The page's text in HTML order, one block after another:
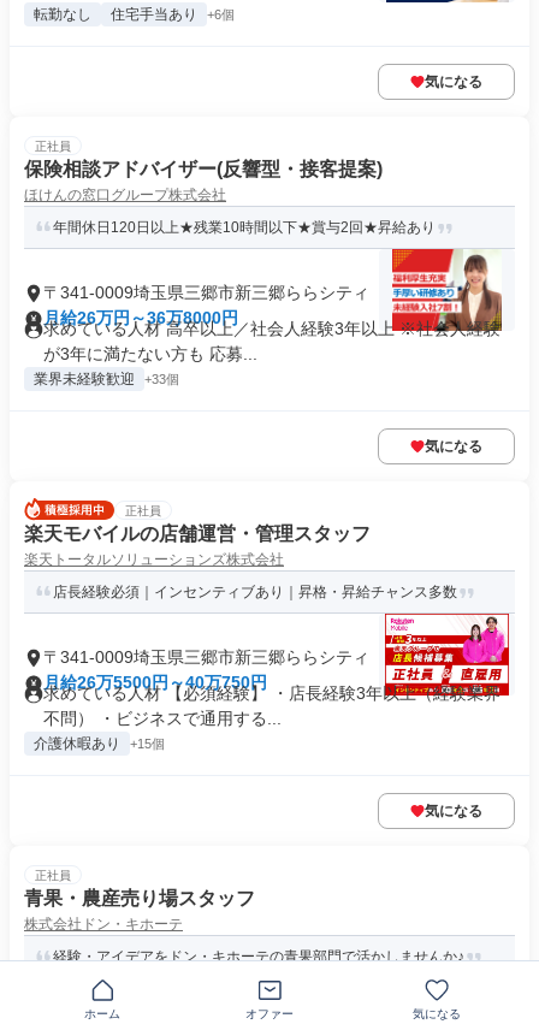
転勤なし 住宅手当あり +6個
気になる
正社員
保険相談アドバイザー(反響型・接客提案)
ほけんの窓口グループ株式会社
年間休日120日以上★残業10時間以下★賞与2回★昇給あり
〒341-0009埼玉県三郷市新三郷ららシティ
月給26万円～36万8000円
求めている人材 高卒以上／社会人経験3年以上 ※社会人経験
が3年に満たない方も 応募...
業界未経験歓迎 +33個
気になる
正社員
楽天モバイルの店舗運営・管理スタッフ
楽天トータルソリューションズ株式会社
店長経験必須｜インセンティブあり｜昇格・昇給チャンス多数
〒341-0009埼玉県三郷市新三郷ららシティ
月給26万5500円～40万750円
求めている人材 【必須経験】 ・店長経験3年以上（経験業界
不問） ・ビジネスで通用する...
介護休暇あり +15個
気になる
正社員
青果・農産売り場スタッフ
株式会社ドン・キホーテ
経験・アイデアをドン・キホーテの青果部門で活かしませんか♪
〒341-0021埼玉県三郷市さつき平
ホーム オファー 気になる